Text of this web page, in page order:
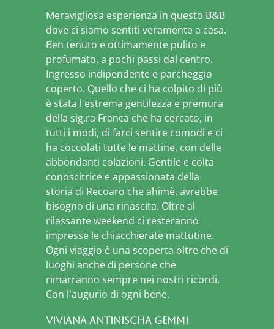
Meravigliosa esperienza in questo B&B
dove ci siamo sentiti veramente a casa.
Ben tenuto e ottimamente pulito e
profumato, a pochi passi dal centro.
Ingresso indipendente e parcheggio
coperto. Quello che ci ha colpito di più
è stata l'estrema gentilezza e premura
della sig.ra Franca che ha cercato, in
tutti i modi, di farci sentire comodi e ci
ha coccolati tutte le mattine, con delle
abbondanti colazioni. Gentile e colta
conoscitrice e appassionata della
storia di Recoaro che ahimè, avrebbe
bisogno di una rinascita. Oltre al
rilassante weekend ci resteranno
impresse le chiacchierate mattutine.
Ogni viaggio è una scoperta oltre che di
luoghi anche di persone che
rimarranno sempre nei nostri ricordi.
Con l'augurio di ogni bene.
Viviana Antinischa Gemmi